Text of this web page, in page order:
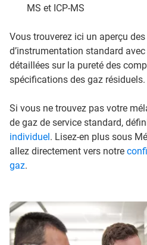
MS et ICP-MS
Vous trouverez ici un aperçu
d’instrumentation standard
détaillées sur la pureté des
spécifications des gaz résiduels.
Si vous ne trouvez pas votre
de gaz de service standard,
individuel. Lisez-en plus sous
allez directement vers notre
gaz.